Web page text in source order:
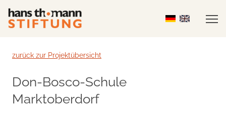
zurück zur Projektübersicht
Don-Bosco-Schule
Marktoberdorf